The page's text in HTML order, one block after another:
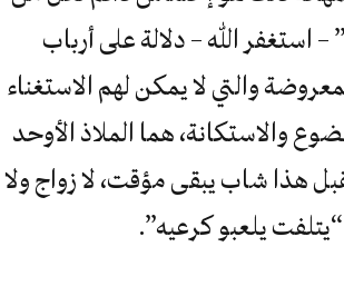
الله – دلالة على أرباب
والتي لا يمكن لهم الاستغناء
والاستكانة، هما الملاذ الأوحد
هذا شاب يبقى مؤقت، لا زواج ولا
يلعبو كرعيه”.